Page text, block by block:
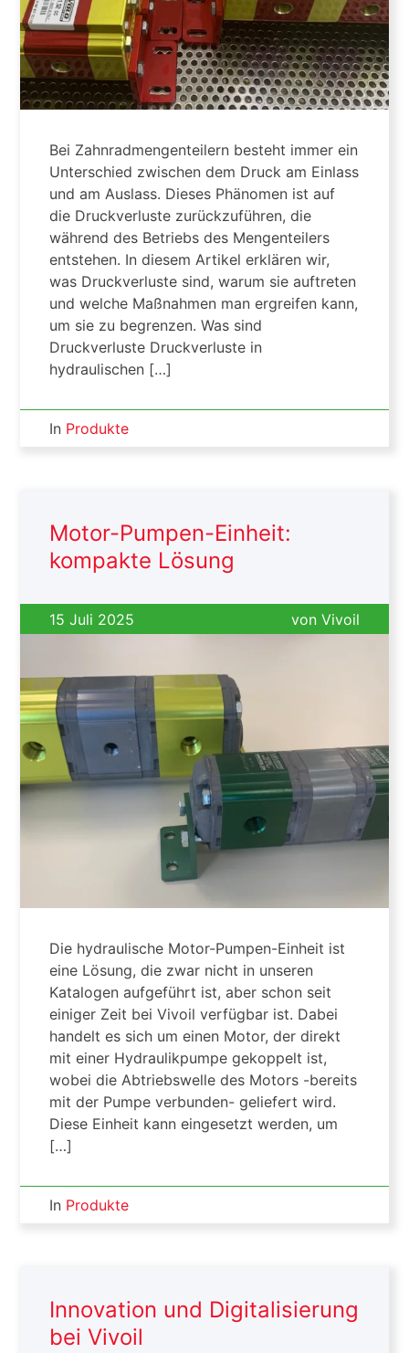
Bei Zahnradmengenteilern besteht immer ein
Unterschied zwischen dem Druck am Einlass
und am Auslass. Dieses Phänomen ist auf
die Druckverluste zurückzuführen, die
während des Betriebs des Mengenteilers
entstehen. In diesem Artikel erklären wir,
was Druckverluste sind, warum sie auftreten
und welche Maßnahmen man ergreifen kann,
um sie zu begrenzen. Was sind
Druckverluste Druckverluste in
hydraulischen […]
In Produkte
Motor-Pumpen-Einheit:
kompakte Lösung
15 Juli 2025 von Vivoil
Die hydraulische Motor-Pumpen-Einheit ist
eine Lösung, die zwar nicht in unseren
Katalogen aufgeführt ist, aber schon seit
einiger Zeit bei Vivoil verfügbar ist. Dabei
handelt es sich um einen Motor, der direkt
mit einer Hydraulikpumpe gekoppelt ist,
wobei die Abtriebswelle des Motors -bereits
mit der Pumpe verbunden- geliefert wird.
Diese Einheit kann eingesetzt werden, um
[…]
In Produkte
Innovation und Digitalisierung
bei Vivoil